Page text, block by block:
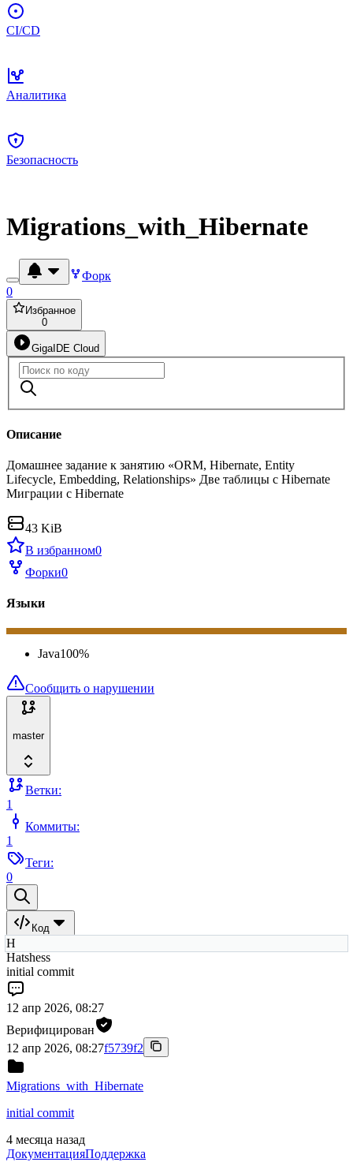
CI/CD
Аналитика
Безопасность
Migrations_with_Hibernate
Форк
0
Избранное
0
GigaIDE Cloud
Описание
Домашнее задание к занятию «ORM, Hibernate, Entity
Lifecycle, Embedding, Relationships» Две таблицы с Hibernate
Миграции c Hibernate
43 KiB
В избранном0
Форки0
Языки
Java100%
Сообщить о нарушении
master
Ветки:
1
Коммиты:
1
Теги:
0
Код
H
Hatshess
initial commit
12 апр 2026, 08:27
Верифицирован
12 апр 2026, 08:27f5739f2
Migrations_with_Hibernate
initial commit
4 месяца назад
ДокументацияПоддержка